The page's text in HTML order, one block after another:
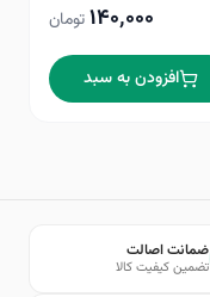
۱۴۰٬۰۰۰تومان
افزودن به سبد
ضمانت اصالت
تضمین کیفیت کالا